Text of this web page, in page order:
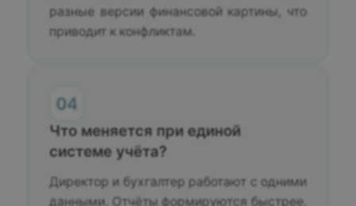
разные версии финансовой картины, что
приводит к конфликтам.
04
Что меняется при единой
системе учёта?
Директор и бухгалтер работают с одними
данными. Отчёты формируются быстрее,